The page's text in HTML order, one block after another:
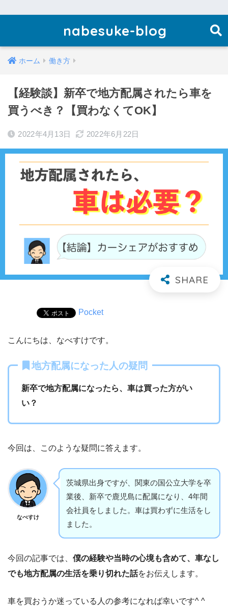
nabesuke-blog
ホーム 働き方
【経験談】新卒で地方配属されたら車を
買うべき？【買わなくてOK】
2022年4月13日 2022年6月22日
Pocket
こんにちは、なべすけです。
地方配属になった人の疑問
新卒で地方配属になったら、車は買った方がい
い？
今回は、このような疑問に答えます。
なべすけ
茨城県出身ですが、関東の国公立大学を卒
業後、新卒で鹿児島に配属になり、4年間
会社員をしました。車は買わずに生活をし
ました。
今回の記事では、 僕の経験や当時の心境も含めて、車なし
でも地方配属の生活を乗り切れた話をお伝えします。
車を買おうか迷っている人の参考になれば幸いです^ ^